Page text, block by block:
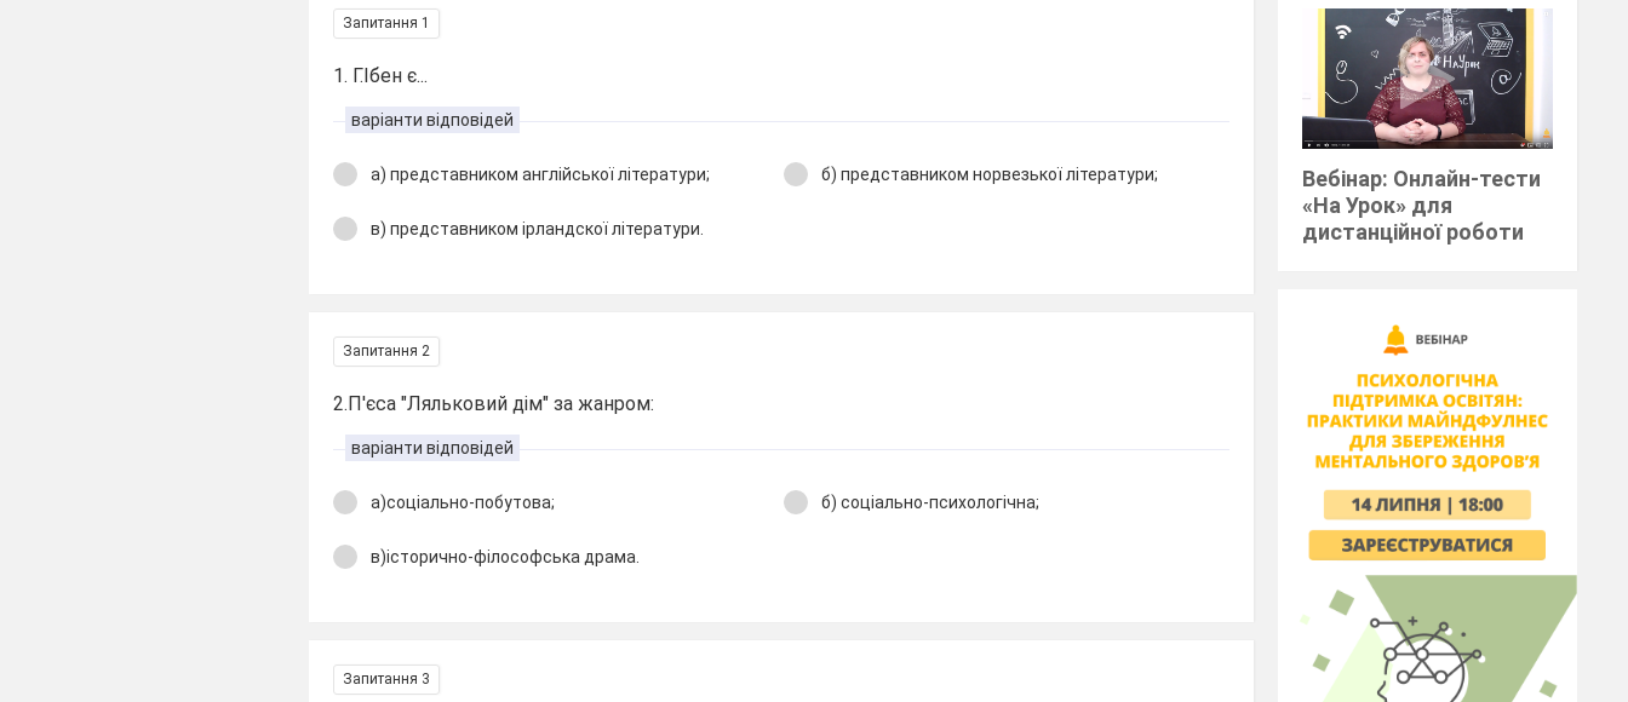
Запитання 1
1. Г.Ібен є...
варіанти відповідей
а) представником англійської літератури; б) представником норвезької літератури;
в) представником ірландскої літератури.
Запитання 2
2.П'єса "Ляльковий дім" за жанром:
варіанти відповідей
а)соціально-побутова; б) соціально-психологічна;
в)історично-філософська драма.
Запитання 3
Вебінар: Онлайн-тести
«На Урок» для
дистанційної роботи